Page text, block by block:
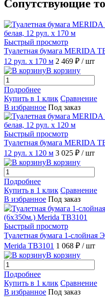
Сопутствующие
Быстрый просмотр
Туалетная бумага MERIDA
12 рул. х 170 м 2 469 ₽ / шт
В корзину
Подробнее
Купить в 1 клик Сравнение
В избранное Под заказ
Быстрый просмотр
Туалетная бумага MERIDA
12 рул. х 120 м 3 025 ₽ / шт
В корзину
Подробнее
Купить в 1 клик Сравнение
В избранное Под заказ
Быстрый просмотр
Туалетная бумага 1-
Merida TB3101 1 068 ₽ / шт
В корзину
Подробнее
Купить в 1 клик Сравнение
В избранное Под заказ